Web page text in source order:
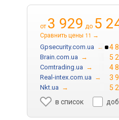
от 3 929 до 5
Сравнить цены 11 →
Gpsecurity.com.ua → 4
Brain.com.ua → 5
Comtrading.ua → 4
Real-intex.com.ua → 3
Nkt.ua → 5
в список